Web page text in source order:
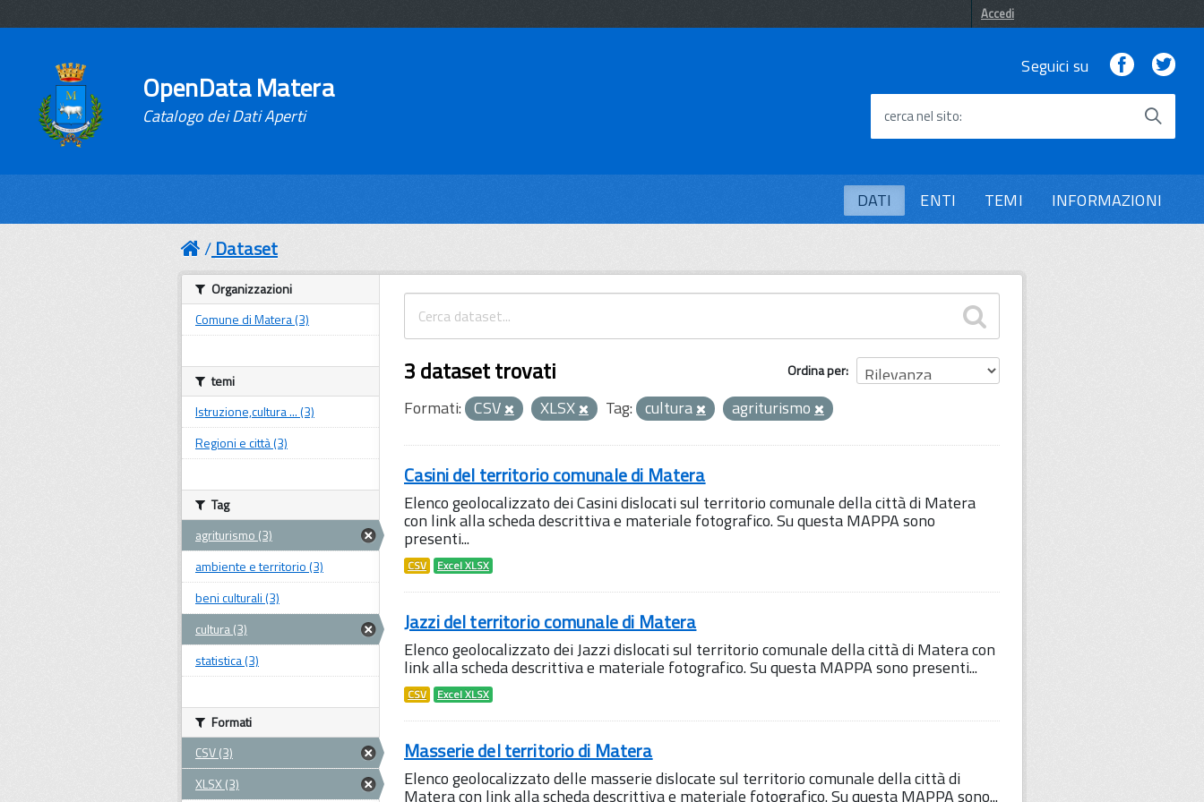
Accedi
OpenData Matera
Catalogo dei Dati Aperti
Seguici su Facebook
cerca nel sito
DATI ENTI TEMI INFORMAZIONI
Dataset
Ordina per
3 dataset trovati
Formati: CSV XLSX Tag: cultura agriturismo
Casini del territorio comunale di Matera
Elenco geolocalizzato dei Casini dislocati sul territorio comunale della città di Matera
con link alla scheda descrittiva e materiale fotografico. Su questa MAPPA sono
presenti...
CSV Excel XLSX
Jazzi del territorio comunale di Matera
Elenco geolocalizzato dei Jazzi dislocati sul territorio comunale della città di Matera con
link alla scheda descrittiva e materiale fotografico. Su questa MAPPA sono presenti...
CSV Excel XLSX
Masserie del territorio di Matera
Elenco geolocalizzato delle masserie dislocate sul territorio comunale della città di
Matera con link alla scheda descrittiva e materiale fotografico. Su questa MAPPA sono...
Organizzazioni
Comune di Matera (3)
temi
Istruzione,cultura ... (3)
Regioni e città (3)
Tag
agriturismo (3)
ambiente e territorio (3)
beni culturali (3)
cultura (3)
statistica (3)
Formati
CSV (3)
XLSX (3)